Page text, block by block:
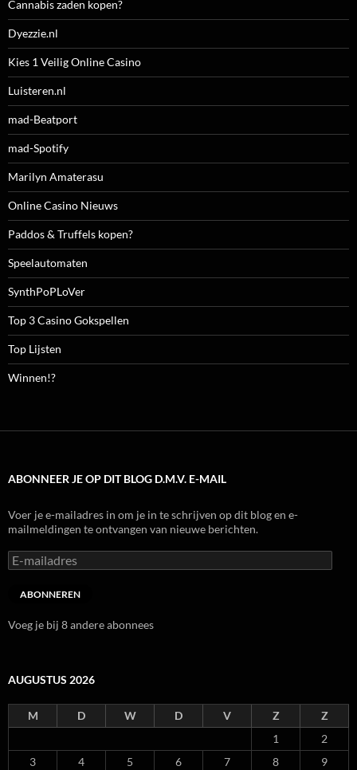
Cannabis zaden kopen?
Dyezzie.nl
Kies 1 Veilig Online Casino
Luisteren.nl
mad-Beatport
mad-Spotify
Marilyn Amaterasu
Online Casino Nieuws
Paddos & Truffels kopen?
Speelautomaten
SynthPoPLoVer
Top 3 Casino Gokspellen
Top Lijsten
Winnen!?
ABONNEER JE OP DIT BLOG D.M.V. E-MAIL
Voer je e-mailadres in om je in te schrijven op dit blog en e-
mailmeldingen te ontvangen van nieuwe berichten.
E-
mailadres
ABONNEREN
Voeg je bij 8 andere abonnees
AUGUSTUS 2026
M D W D V Z
Z
1
2
3
4 5 6 7 8
9